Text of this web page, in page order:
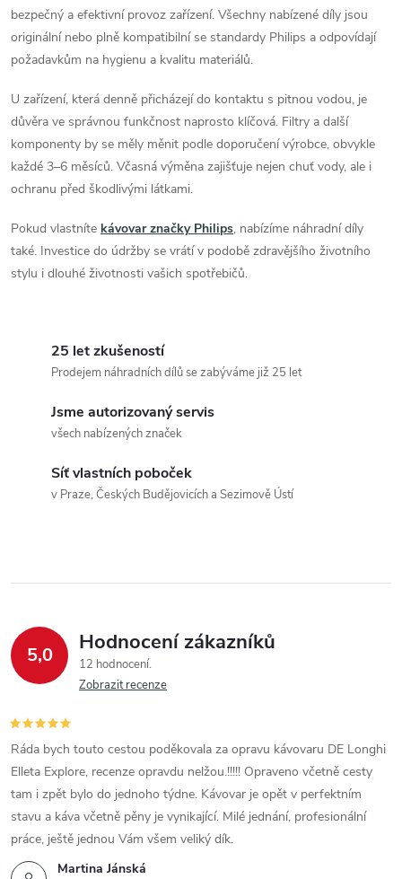
p
r
v
k
y
ý
p
bezpečný a efektivní provoz zařízení. Všechny nabízené díly jsou
originální nebo plně kompatibilní se standardy Philips a odpovídají
požadavkům na hygienu a kvalitu materiálů.
U zařízení, která denně přicházejí do kontaktu s pitnou vodou, je
důvěra ve správnou funkčnost naprosto klíčová. Filtry a další
komponenty by se měly měnit podle doporučení výrobce, obvykle
každé 3–6 měsíců. Včasná výměna zajišťuje nejen chuť vody, ale i
ochranu před škodlivými látkami.
Pokud vlastníte kávovar značky Philips, nabízíme náhradní díly
také. Investice do údržby se vrátí v podobě zdravějšího životního
stylu i dlouhé životnosti vašich spotřebičů.
25 let zkušeností
Prodejem náhradních dílů se zabýváme již 25 let
Jsme autorizovaný servis
všech nabízených značek
Síť vlastních poboček
v Praze, Českých Budějovicích a Sezimově Ústí
5,0 Hodnocení zákazníků
12 hodnocení
Zobrazit recenze
Martina Jánská
Ráda bych touto cestou poděkovala za opravu kávovaru DE Longhi
Elleta Explore, recenze opravdu nelžou.!!!!! Opraveno včetně cesty
tam i zpět bylo do jednoho týdne. Kávovar je opět v perfektním
stavu a káva včetně pěny je vynikající. Milé jednání, profesionální
práce, ještě jednou Vám všem veliký dík.